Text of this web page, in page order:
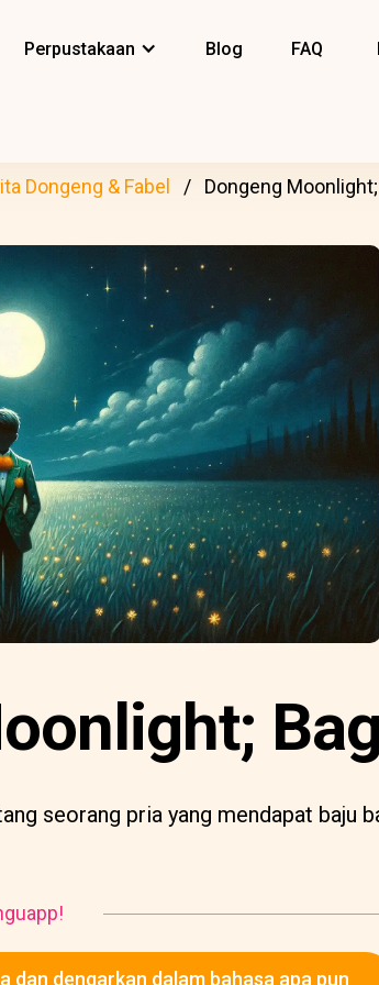
Perpustakaan Blog FAQ
Dongeng & Fabel Dongeng
seorang pria yang mendapat baju
dan dengarkan dalam bahasa apa pun